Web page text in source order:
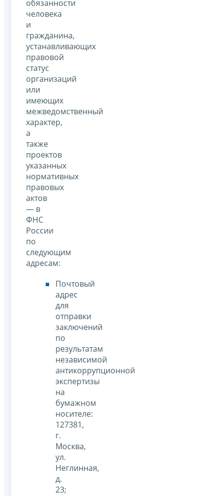
обязанности
человека
и
гражданина,
устанавливающих
правовой
статус
организаций
или
имеющих
межведомственный
характер,
а
также
проектов
указанных
нормативных
правовых
актов
— в
ФНС
России
по
следующим
адресам:
Почтовый
адрес
для
отправки
заключений
по
результатам
независимой
антикоррупционной
экспертизы
на
бумажном
носителе:
127381,
г.
Москва,
ул.
Неглинная,
д.
23;